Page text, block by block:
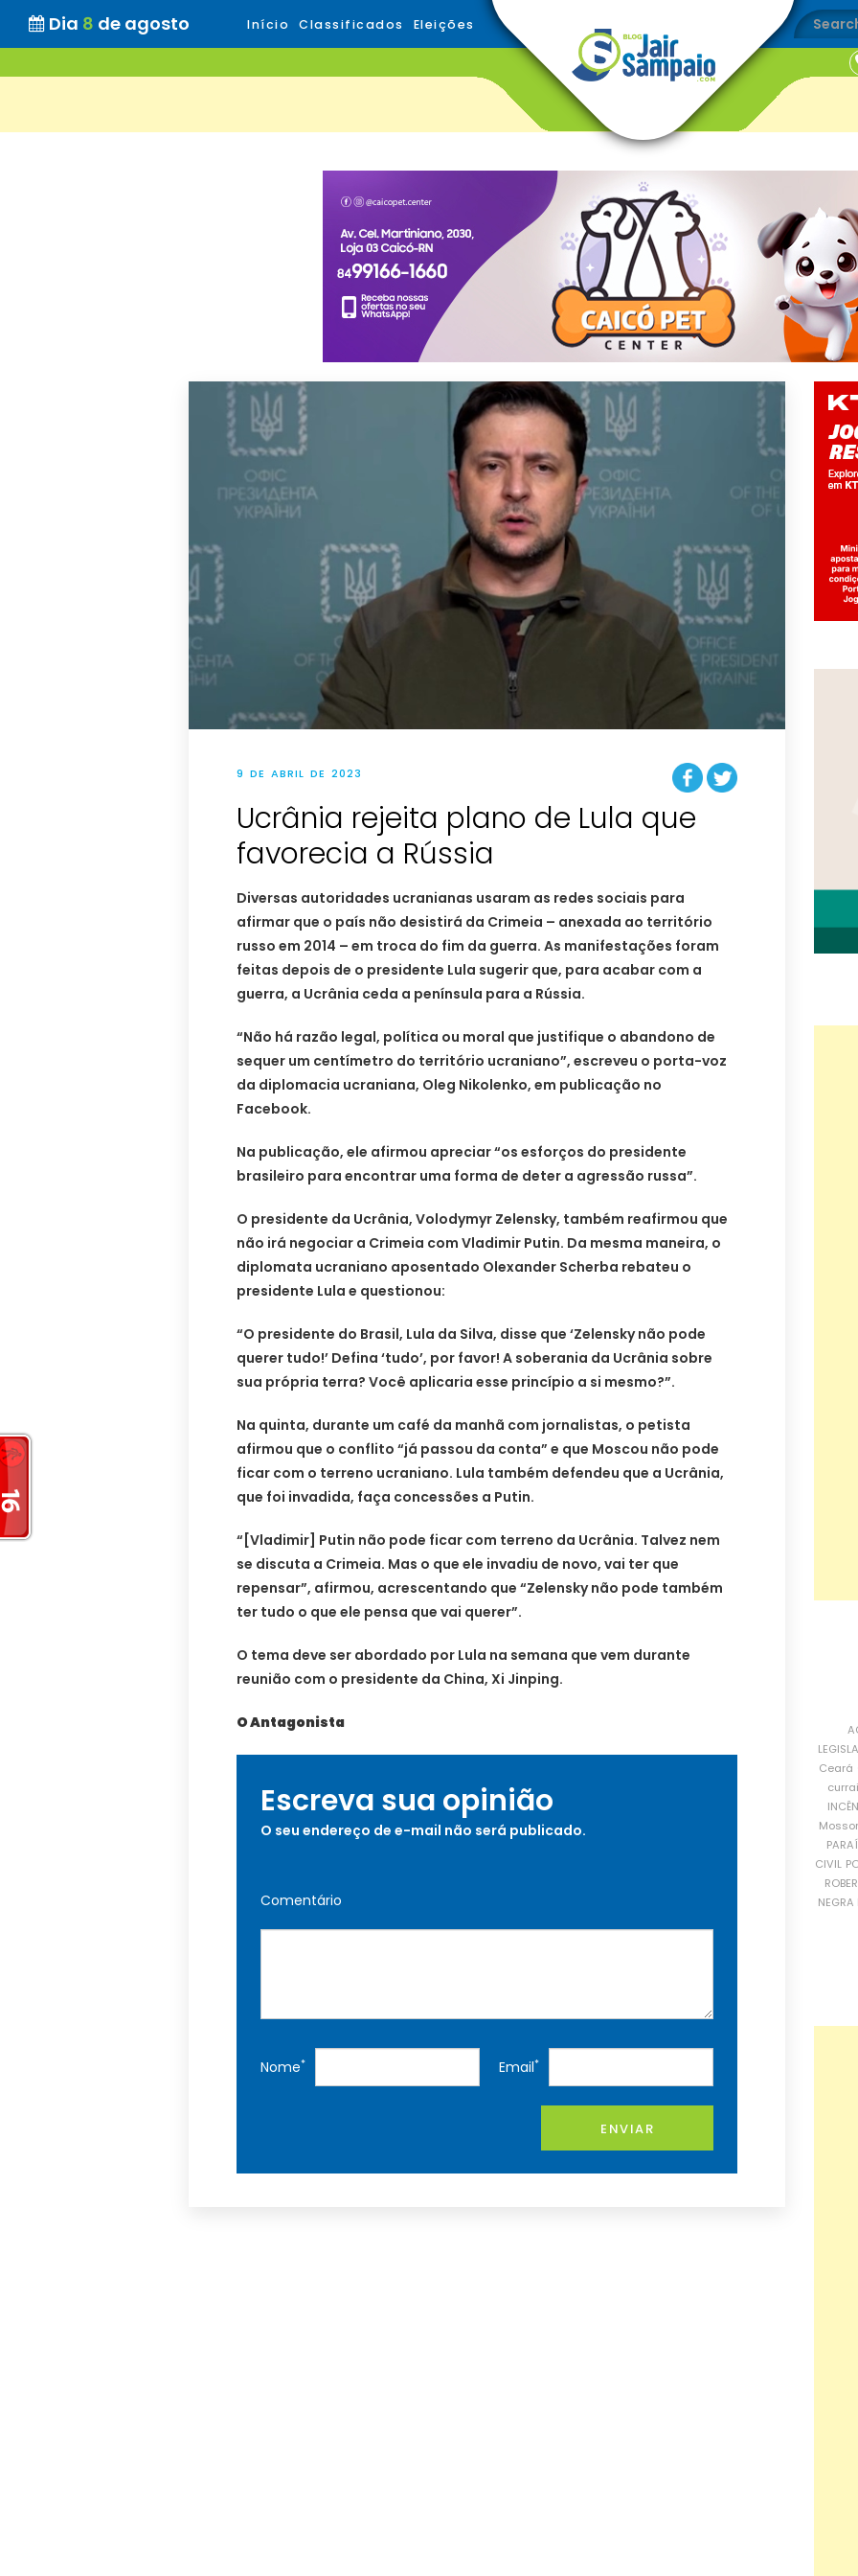
Dia 8 de agosto Início Classificados Eleições
9 DE ABRIL DE 2023
Ucrânia rejeita plano de Lula que
favorecia a Rússia
Diversas autoridades ucranianas usaram as redes sociais para
afirmar que o país não desistirá da Crimeia – anexada ao território
russo em 2014 – em troca do fim da guerra. As manifestações foram
feitas depois de o presidente Lula sugerir que, para acabar com a
guerra, a Ucrânia ceda a península para a Rússia.
“Não há razão legal, política ou moral que justifique o abandono de
sequer um centímetro do território ucraniano”, escreveu o porta-voz
da diplomacia ucraniana, Oleg Nikolenko, em publicação no
Facebook.
Na publicação, ele afirmou apreciar “os esforços do presidente
brasileiro para encontrar uma forma de deter a agressão russa”.
O presidente da Ucrânia, Volodymyr Zelensky, também reafirmou que
não irá negociar a Crimeia com Vladimir Putin. Da mesma maneira, o
diplomata ucraniano aposentado Olexander Scherba rebateu o
presidente Lula e questionou:
“O presidente do Brasil, Lula da Silva, disse que ‘Zelensky não pode
querer tudo!’ Defina ‘tudo’, por favor! A soberania da Ucrânia sobre
sua própria terra? Você aplicaria esse princípio a si mesmo?”.
Na quinta, durante um café da manhã com jornalistas, o petista
afirmou que o conflito “já passou da conta” e que Moscou não pode
ficar com o terreno ucraniano. Lula também defendeu que a Ucrânia,
que foi invadida, faça concessões a Putin.
“[Vladimir] Putin não pode ficar com terreno da Ucrânia. Talvez nem
se discuta a Crimeia. Mas o que ele invadiu de novo, vai ter que
repensar”, afirmou, acrescentando que “Zelensky não pode também
ter tudo o que ele pensa que vai querer”.
O tema deve ser abordado por Lula na semana que vem durante
reunião com o presidente da China, Xi Jinping.
O Antagonista
Escreva sua opinião
O seu endereço de e-mail não será publicado.
Comentário
Nome* Email*
ENVIAR
Ceará
CIVIL
NEGRA